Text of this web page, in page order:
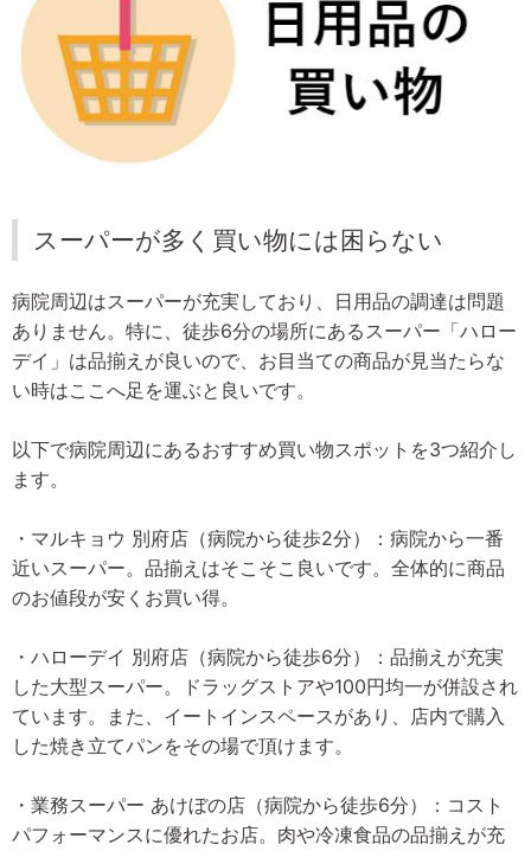
スーパーが多く買い物には困らない
病院周辺はスーパーが充実しており、日用品の調達は問題
ありません。特に、徒歩6分の場所にあるスーパー「ハロー
デイ」は品揃えが良いので、お目当ての商品が見当たらな
い時はここへ足を運ぶと良いです。
以下で病院周辺にあるおすすめ買い物スポットを3つ紹介し
ます。
・マルキョウ 別府店（病院から徒歩2分）：病院から一番
近いスーパー。品揃えはそこそこ良いです。全体的に商品
のお値段が安くお買い得。
・ハローデイ 別府店（病院から徒歩6分）：品揃えが充実
した大型スーパー。ドラッグストアや100円均一が併設され
ています。また、イートインスペースがあり、店内で購入
した焼き立てパンをその場で頂けます。
・業務スーパー あけぼの店（病院から徒歩6分）：コスト
パフォーマンスに優れたお店。肉や冷凍食品の品揃えが充